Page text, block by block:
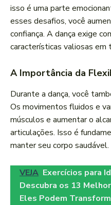
isso é uma parte
esses desafios, você
confiança. A dança exige
características valiosas em
A Importância da
Durante a dança, você
Os movimentos fluidos e
músculos e aumentar o
articulações. Isso é
manter seu corpo saudável.
VEJA Exercícios para
Descubra os 13
Eles Podem